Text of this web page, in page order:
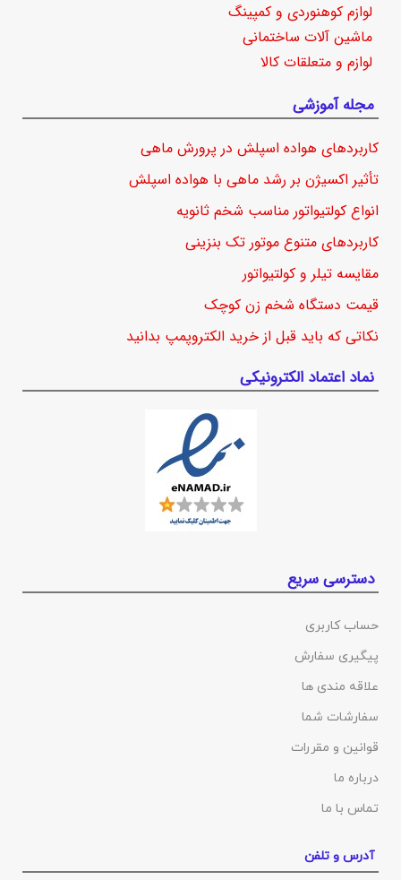
لوازم کوهنوردی و کمپینگ
ماشین آلات ساختمانی
لوازم و متعلقات کالا
مجله آموزشی
کاربردهای هواده اسپلش در پرورش ماهی
تأثیر اکسیژن بر رشد ماهی با هواده اسپلش
انواع کولتیواتور مناسب شخم ثانویه
کاربردهای متنوع موتور تک بنزینی
مقایسه تیلر و کولتیواتور
قیمت دستگاه شخم زن کوچک
نکاتی که باید قبل از خرید الکتروپمپ بدانید
نماد اعتماد الکترونیکی
دسترسی سریع
حساب کاربری
پیگیری سفارش
علاقه مندی ها
سفارشات شما
قوانین و مقررات
درباره ما
تماس با ما
آدرس و تلفن